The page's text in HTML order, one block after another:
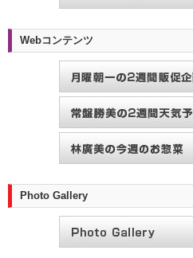
Webコンテンツ
Photo Gallery